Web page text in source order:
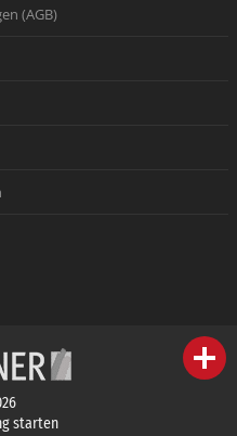
(AGB)
starten
person IHR FACHBERATER